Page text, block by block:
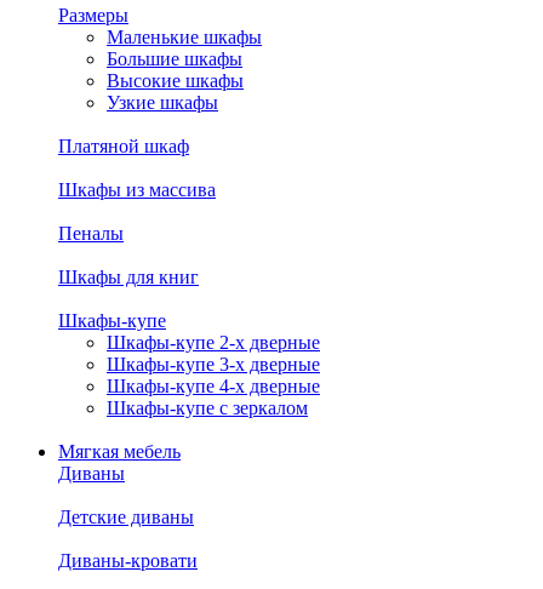
Размеры
Маленькие шкафы
Большие шкафы
Высокие шкафы
Узкие шкафы
Платяной шкаф
Шкафы из массива
Пеналы
Шкафы для книг
Шкафы-купе
Шкафы-купе 2-х дверные
Шкафы-купе 3-х дверные
Шкафы-купе 4-х дверные
Шкафы-купе с зеркалом
Мягкая мебель
Диваны
Детские диваны
Диваны-кровати